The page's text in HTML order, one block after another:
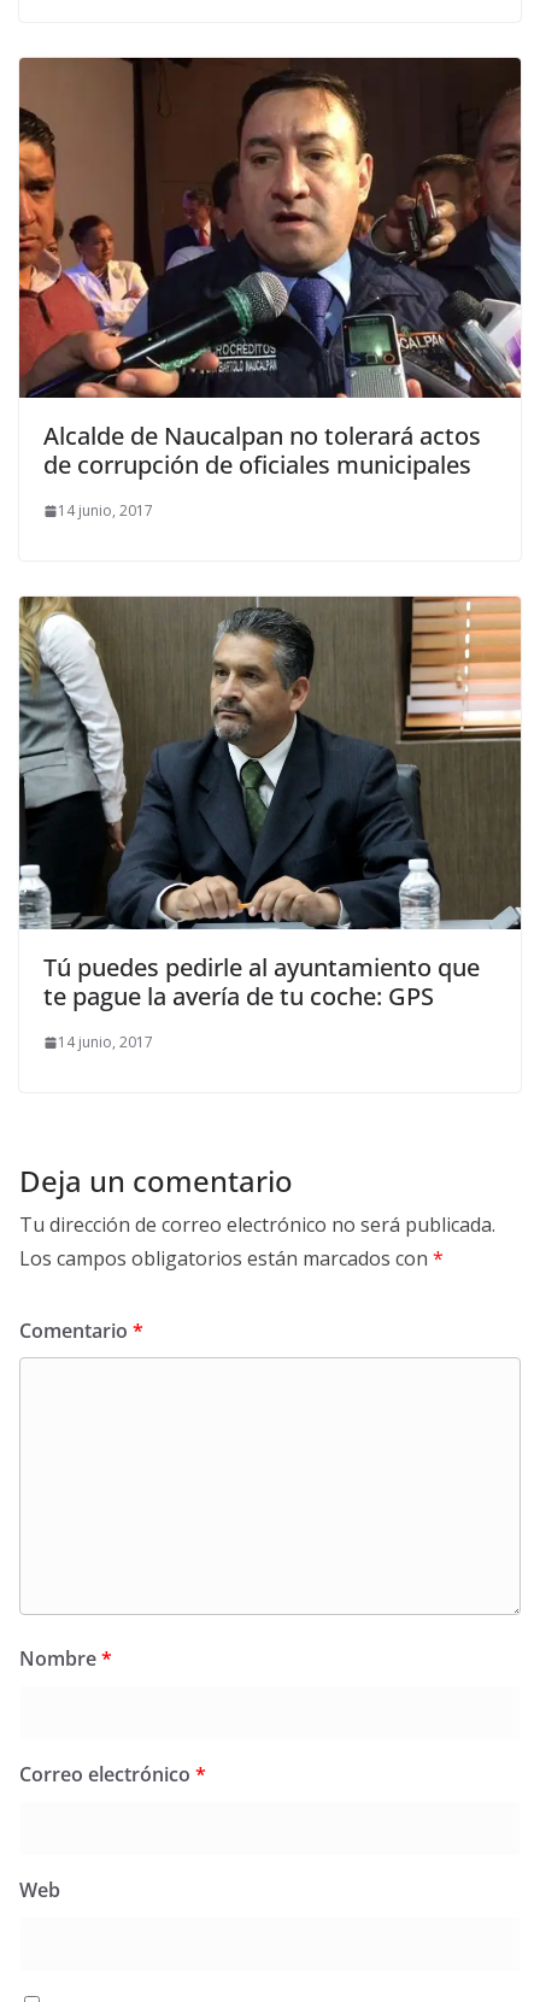
Alcalde de Naucalpan no tolerará actos
de corrupción de oficiales municipales
14 junio, 2017
Tú puedes pedirle al ayuntamiento que
te pague la avería de tu coche: GPS
14 junio, 2017
Deja un comentario
Tu dirección de correo electrónico no será publicada.
Los campos obligatorios están marcados con *
Comentario *
Nombre*
Correo electrónico *
Web